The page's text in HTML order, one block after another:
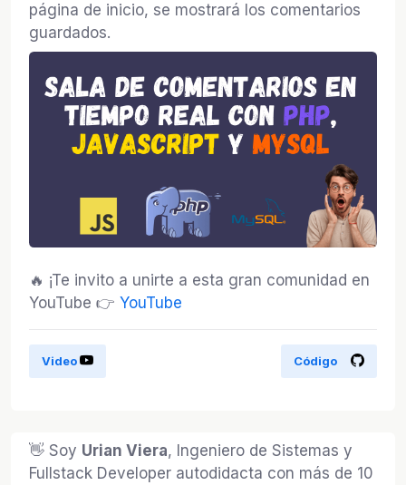
página de inicio, se mostrará los comentarios
guardados.
🔥 ¡Te invito a unirte a esta gran comunidad en
YouTube 👉 YouTube
Video Código
👋 Soy Urian Viera, Ingeniero de Sistemas y
Fullstack Developer autodidacta con más de 10